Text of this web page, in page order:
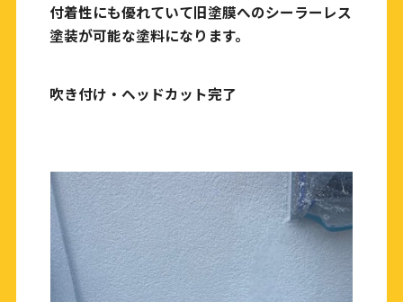
付着性にも優れていて旧塗膜へのシーラーレス
塗装が可能な塗料になります。
吹き付け・ヘッドカット完了